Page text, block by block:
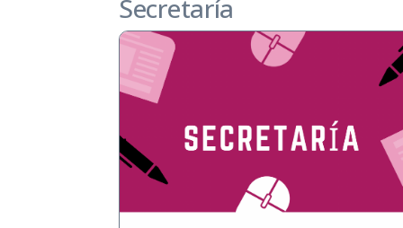
Secretaría